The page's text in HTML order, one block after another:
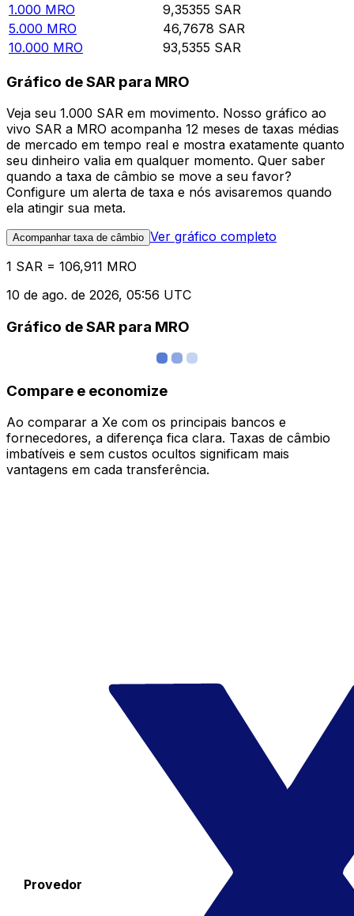
1.000 MRO 9,35355 SAR
5.000 MRO 46,7678 SAR
10.000 MRO 93,5355 SAR
Gráfico de SAR para MRO
Veja seu 1.000 SAR em movimento. Nosso gráfico ao
vivo SAR a MRO acompanha 12 meses de taxas médias
de mercado em tempo real e mostra exatamente quanto
seu dinheiro valia em qualquer momento. Quer saber
quando a taxa de câmbio se move a seu favor?
Configure um alerta de taxa e nós avisaremos quando
ela atingir sua meta.
Acompanhar taxa de câmbio Ver gráfico completo
1 SAR = 106,911 MRO
10 de ago. de 2026, 05:56 UTC
Gráfico de SAR para MRO
Compare e economize
Ao comparar a Xe com os principais bancos e
fornecedores, a diferença fica clara. Taxas de câmbio
imbatíveis e sem custos ocultos significam mais
vantagens em cada transferência.
Provedor